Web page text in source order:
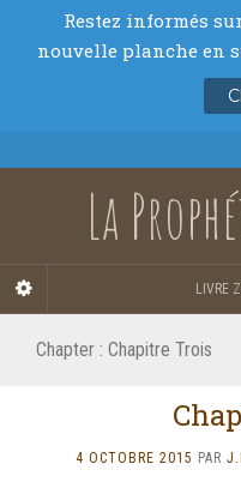
La
LIVRE
Chapter : Chapitre Trois
4 OCTOBRE 2015 PAR